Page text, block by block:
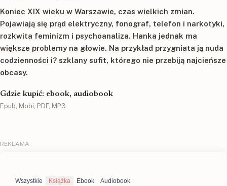
Koniec XIX wieku w Warszawie, czas wielkich zmian.
Pojawiają się prąd elektryczny, fonograf, telefon i narkotyki,
rozkwita feminizm i psychoanaliza. Hanka jednak ma
większe problemy na głowie. Na przykład przygniata ją nuda
codzienności i? szklany sufit, którego nie przebiją najcieńsze
obcasy.
Gdzie kupić: ebook, audiobook
Epub, Mobi, PDF, MP3